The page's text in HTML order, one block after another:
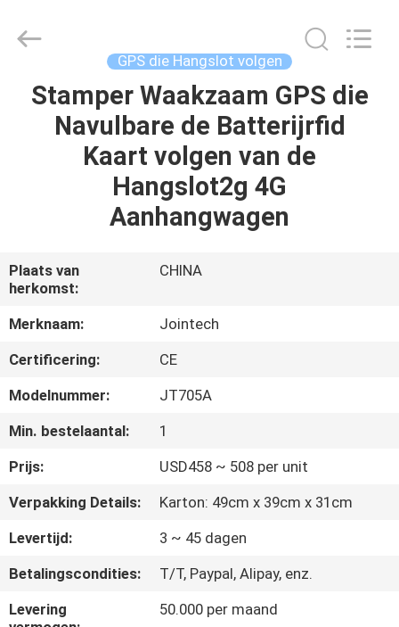
HUIS
PRODUCTEN
ONGEVEER
ONS
FABRIEKSREIS
KWALITEITSCONTROLE
CONTACTEER
ONS
VERZOEK
OM EEN
Technology
Reserved.
GPS die Hangslot volgen
Stamper Waakzaam GPS die
Navulbare de Batterijrfid
Kaart volgen van de
Hangslot2g 4G
Aanhangwagen
Plaats van
herkomst:
CHINA
Merknaam:
Jointech
Certificering:
CE
Modelnummer:
JT705A
Min. bestelaantal:
1
Prijs:
USD458 ~ 508 per unit
Verpakking Details:
Karton: 49cm x 39cm x 31cm
Levertijd:
3 ~ 45 dagen
Betalingscondities:
T/T, Paypal, Alipay, enz.
Levering
50.000 per maand